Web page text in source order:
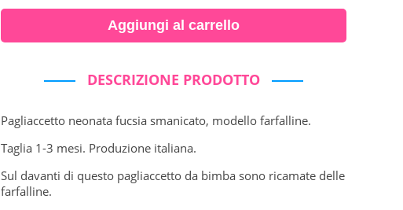
Aggiungi al carrello
DESCRIZIONE PRODOTTO
Pagliaccetto neonata fucsia smanicato, modello farfalline.
Taglia 1-3 mesi. Produzione italiana.
Sul davanti di questo pagliaccetto da bimba sono ricamate delle
farfalline.